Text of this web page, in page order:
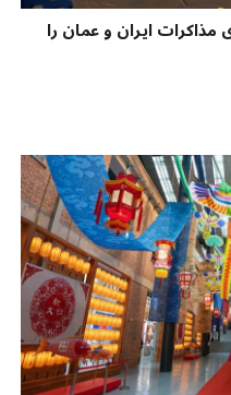
ایران و عمان را